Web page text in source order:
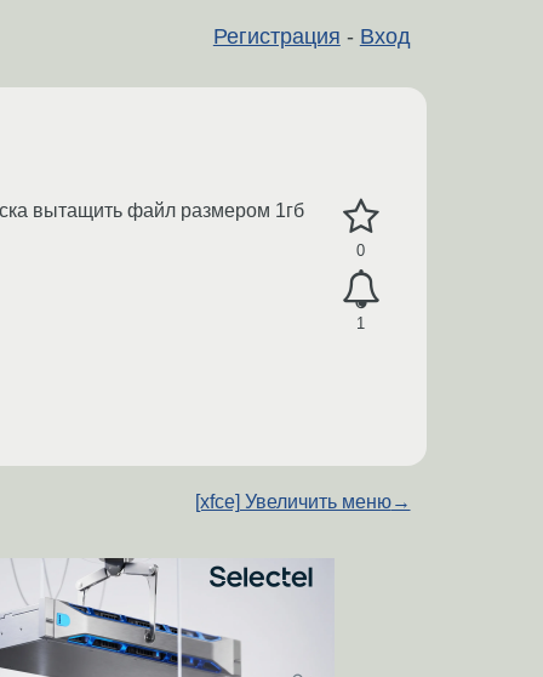
Регистрация - Вход
0
1
вытащить файл размером 1гб
[xfce] Увеличить меню→